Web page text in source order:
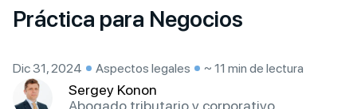
Práctica para Negocios
Dic 31, 2024 Aspectos legales ~ 11 min de lectura
Sergey Konon
Abogado tributario y corporativo